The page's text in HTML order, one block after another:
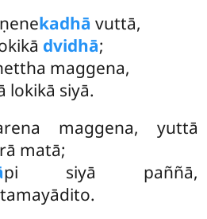
kadhā vuttā,
dvidhā;
maggena,
lokikā siyā.
maggena, yuttā
matā;
pi siyā paññā,